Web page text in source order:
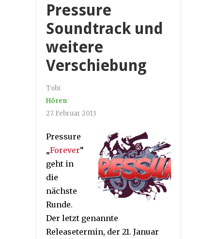
Pressure
Soundtrack und
weitere
Verschiebung
Tobi
Hören
27. Februar 2013
Pressure
„Forever“
geht in
die
nächste
Runde.
Der letzt genannte
Releasetermin, der 21. Januar